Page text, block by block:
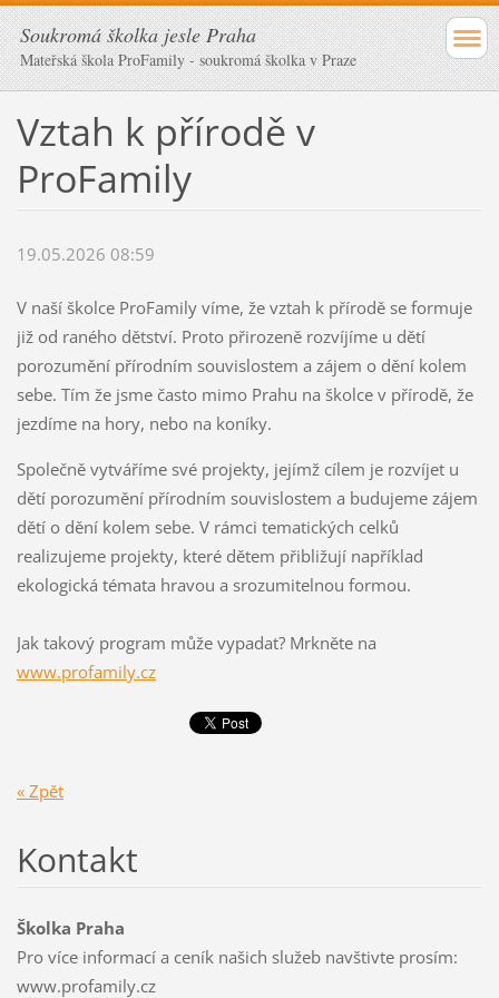
Soukromá školka jesle Praha
Mateřská škola ProFamily - soukromá školka v Praze
Vztah k přírodě v
ProFamily
19.05.2026 08:59
V naší školce ProFamily víme, že vztah k přírodě se formuje
již od raného dětství. Proto přirozeně rozvíjíme u dětí
porozumění přírodním souvislostem a zájem o dění kolem
sebe. Tím že jsme často mimo Prahu na školce v přírodě, že
jezdíme na hory, nebo na koníky.
Společně vytváříme své projekty, jejímž cílem je rozvíjet u
dětí porozumění přírodním souvislostem a budujeme zájem
dětí o dění kolem sebe. V rámci tematických celků
realizujeme projekty, které dětem přibližují například
ekologická témata hravou a srozumitelnou formou.
Jak takový program může vypadat? Mrkněte na
www.profamily.cz
« Zpět
Kontakt
Školka Praha
Pro více informací a ceník našich služeb navštivte prosím:
www.profamily.cz